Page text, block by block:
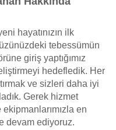
hayatınızın ilk
tebessümün
giriş yaptığımız
hedefledik. Her
ve sizleri daha iyi
Gerek hizmet
en
devam ediyoruz.